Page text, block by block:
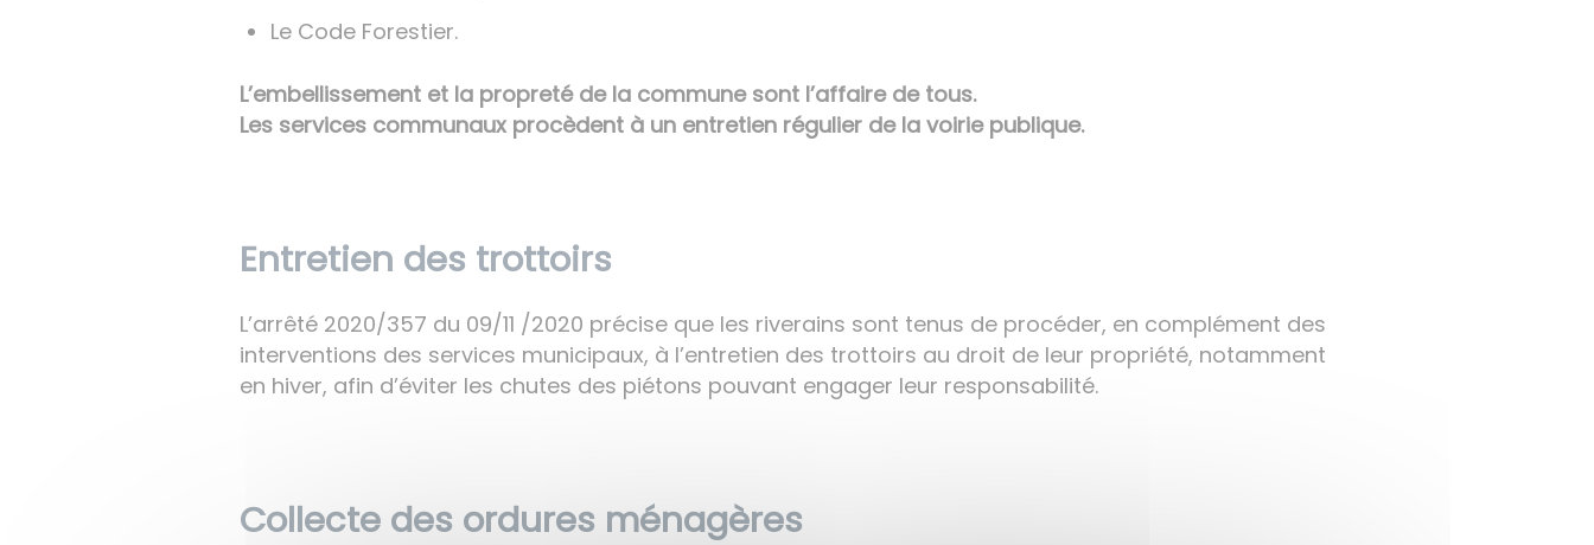
Le Code Forestier.
L’embellissement et la propreté de la commune sont l’affaire de tous.
Les services communaux procèdent à un entretien régulier de la voirie publique.
Entretien des trottoirs
L’arrêté 2020/357 du 09/11 /2020 précise que les riverains sont tenus de procéder, en complément des
interventions des services municipaux, à l’entretien des trottoirs au droit de leur propriété, notamment
en hiver, afin d’éviter les chutes des piétons pouvant engager leur responsabilité.
Collecte des ordures ménagères